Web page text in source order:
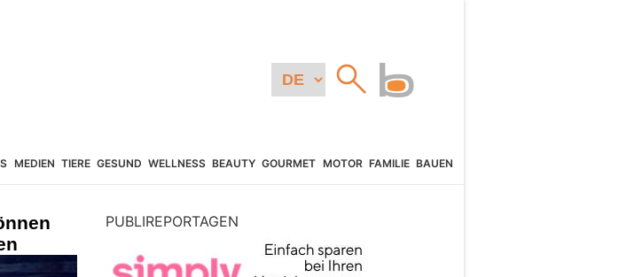
MEDIEN TIERE GESUND WELLNESS BEAUTY GOURMET MOTOR FAMILIE BAUEN
PUBLIREPORTAGEN